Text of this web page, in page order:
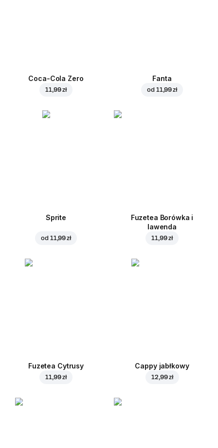
Coca-Cola Zero
11,99 zł
Fanta
od 11,99 zł
Sprite
od 11,99 zł
Fuzetea Borówka i
lawenda
11,99 zł
Fuzetea Cytrusy
11,99 zł
Cappy jabłkowy
12,99 zł